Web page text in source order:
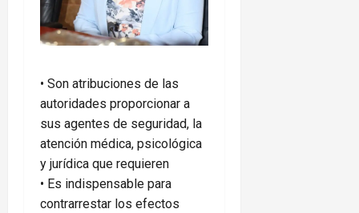
• Son atribuciones de las
autoridades proporcionar a
sus agentes de seguridad, la
atención médica, psicológica
y jurídica que requieren
• Es indispensable para
contrarrestar los efectos